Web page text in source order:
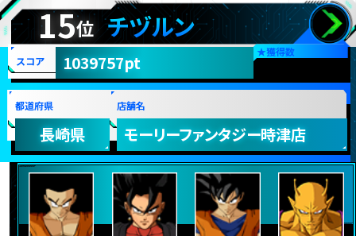
15位 チヅルン
★獲得数
スコア 1039757pt
都道府県
長崎県
店舗名
モーリーファンタジー時津店